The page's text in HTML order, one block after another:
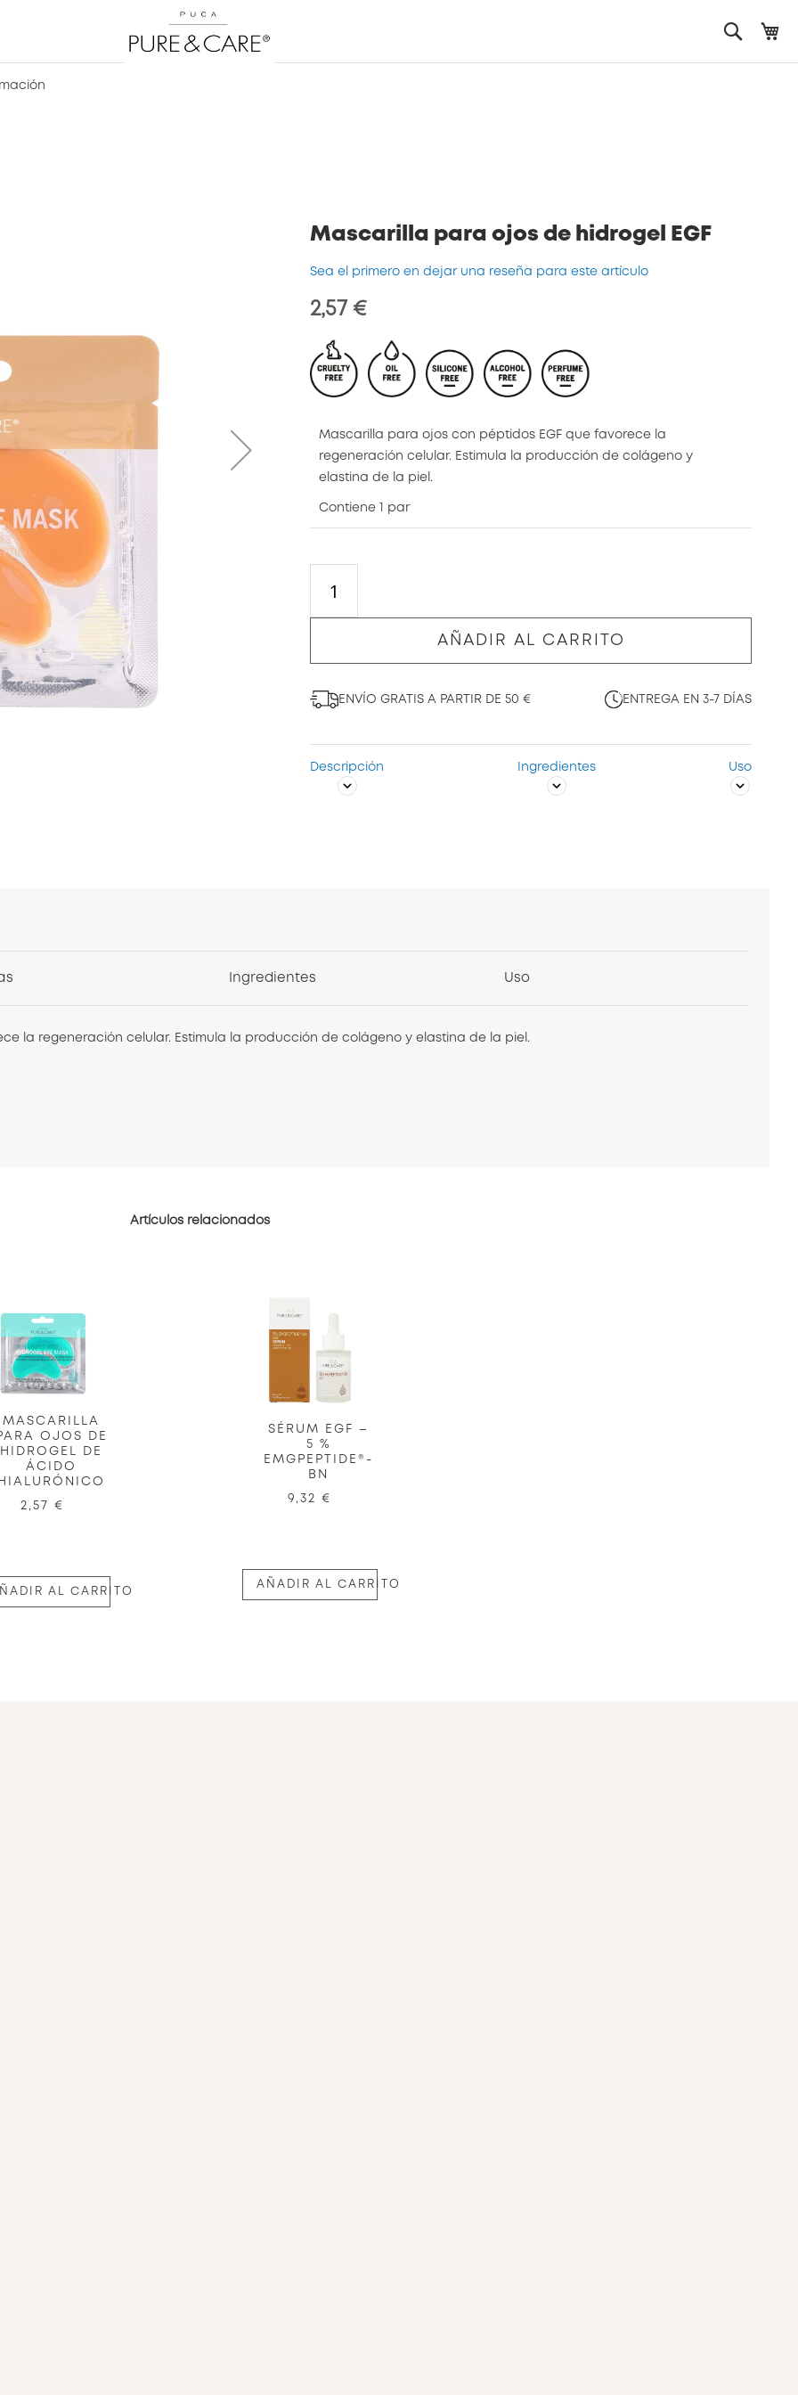
Mascarilla para ojos de hidrogel EGF
Sea el primero en dejar una reseña para este artículo
2,57 €
Mascarilla para ojos con péptidos EGF que favorece la
regeneración celular. Estimula la producción de colágeno y
elastina de la piel.
Contiene 1 par
AÑADIR AL CARRITO
ENVÍO GRATIS A PARTIR DE 50 € ENTREGA EN 3-7 DÍAS
Descripción Ingredientes Uso
la regeneración celular. Estimula la producción de colágeno y elastina de la piel.
Ingredientes Uso
Artículos relacionados
MASCARILLA
OJOS DE
HIDROGEL DE
ÁCIDO
2,57 €
AL CARRITO
SÉRUM EGF –
5 %
EMGPEPTIDE®-
BN
9,32 €
AÑADIR AL CARRITO